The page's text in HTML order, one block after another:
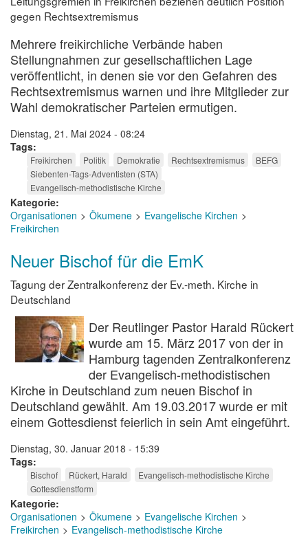
gegen Rechtsextremismus
Mehrere freikirchliche Verbände haben
Stellungnahmen zur gesellschaftlichen Lage
veröffentlicht, in denen sie vor den Gefahren des
Rechtsextremismus warnen und ihre Mitglieder zur
Wahl demokratischer Parteien ermutigen.
Dienstag, 21. Mai 2024 - 08:24
Tags
Freikirchen Politik Demokratie Rechtsextremismus
BEFG
Siebenten-Tags-Adventisten (STA)
Evangelisch-methodistische Kirche
Kategorie
Organisationen
Ökumene
Evangelische Kirchen
Freikirchen
Neuer Bischof für die EmK
Tagung der Zentralkonferenz der Ev.-meth. Kirche in
Deutschland
Der Reutlinger Pastor Harald Rückert
wurde am 15. März 2017 von der in
Hamburg tagenden Zentralkonferenz
der Evangelisch-methodistischen
Kirche in Deutschland zum neuen Bischof in
Deutschland gewählt. Am 19.03.2017 wurde er mit
einem Gottesdienst feierlich in sein Amt eingeführt.
Dienstag, 30. Januar 2018 - 15:39
Tags
Bischof Rückert, Harald
Evangelisch-methodistische Kirche
Gottesdienstform
Kategorie
Organisationen
Ökumene
Evangelische Kirchen
Freikirchen
Evangelisch-methodistische Kirche